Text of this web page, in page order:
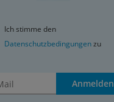
Ich stimme den
Datenschutzbedingungenzu
Anmelden